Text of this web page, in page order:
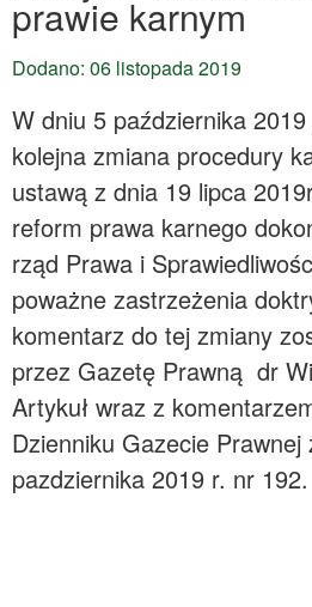
prawie karnym
Dodano: 06 listopada 2019
W dniu 5 października
kolejna zmiana procedury
ustawą z dnia 19 lipca
reform prawa karnego
rząd Prawa i
poważne zastrzeżenia
komentarz do tej zmiany
przez Gazetę Prawną dr
Artykuł wraz z
Dzienniku Gazecie Prawnej
pazdziernika 2019 r. nr 192.